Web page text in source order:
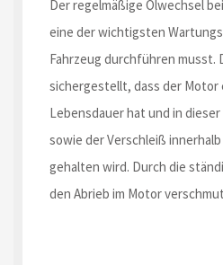
Der regelmäßige Ölwechsel
eine der wichtigsten
Fahrzeug durchführen musst.
sichergestellt, dass der Motor
Lebensdauer hat und in
sowie der Verschleiß
gehalten wird. Durch die
den Abrieb im Motor